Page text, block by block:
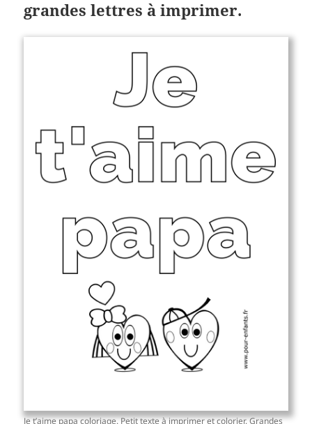
grandes lettres à imprimer.
Je t’aime papa coloriage. Petit texte à imprimer et colorier. Grandes